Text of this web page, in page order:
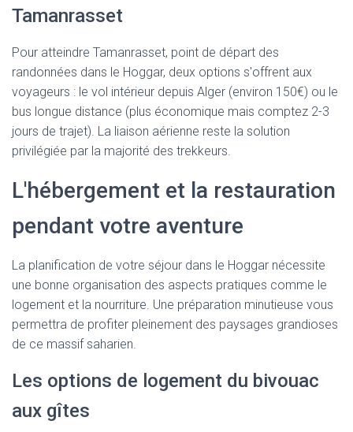
Tamanrasset
Pour atteindre Tamanrasset, point de départ des
randonnées dans le Hoggar, deux options s'offrent aux
voyageurs : le vol intérieur depuis Alger (environ 150€) ou le
bus longue distance (plus économique mais comptez 2-3
jours de trajet). La liaison aérienne reste la solution
privilégiée par la majorité des trekkeurs.
L'hébergement et la restauration
pendant votre aventure
La planification de votre séjour dans le Hoggar nécessite
une bonne organisation des aspects pratiques comme le
logement et la nourriture. Une préparation minutieuse vous
permettra de profiter pleinement des paysages grandioses
de ce massif saharien.
Les options de logement du bivouac
aux gîtes